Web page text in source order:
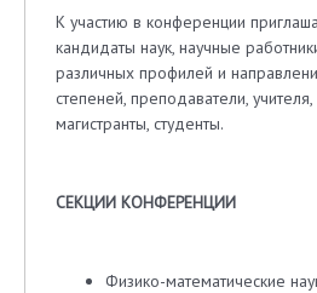
К участию в конференции
кандидаты наук, научные
различных профилей и
степеней, преподаватели,
магистранты, студенты.
СЕКЦИИ КОНФЕРЕНЦИИ
Физико-математические